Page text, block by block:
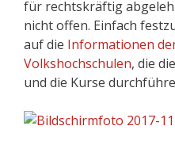
für rechtskräftig
nicht offen. Einfach
auf die Informationen
Volkshochschulen, die
und die Kurse